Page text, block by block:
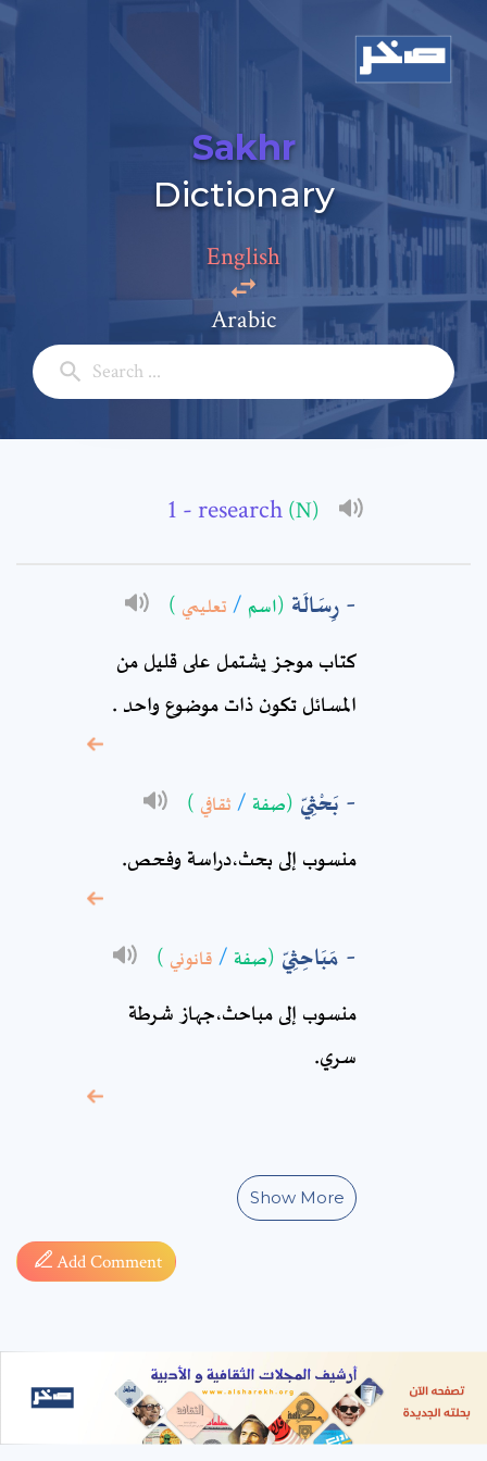
Sakhr
Dictionary
English
Arabic
- research (N)
رِسَالَة (اسم / تعليمي )
كتاب موجز يشتمل على قليل من
المسائل تكون ذات موضوع واحد .
بَحْثِيّ (صفة / ثقافي )
منسوب إلى بحث،دراسة‏ وفحص‏.
مَبَاحِثِيّ (صفة / قانوني )
منسوب إلى مباحث،جهاز شرطة
سري.
Show More
Add Comment
Add a comment
Email: *
Subject: *
Comment: *
required fields